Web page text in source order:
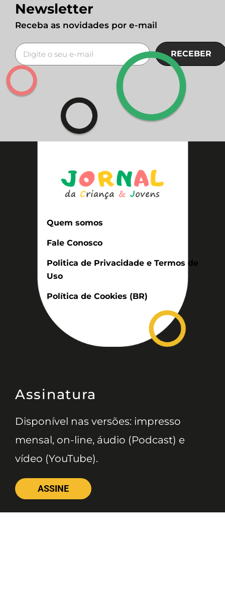
Newsletter
Receba as novidades por e-mail
RECEBER
Quem somos
Fale Conosco
Politica de Privacidade e Termos de
Uso
Política de Cookies (BR)
Assinatura
Disponível nas versões: impresso
mensal, on-line, áudio (Podcast) e
vídeo (YouTube).
ASSINE